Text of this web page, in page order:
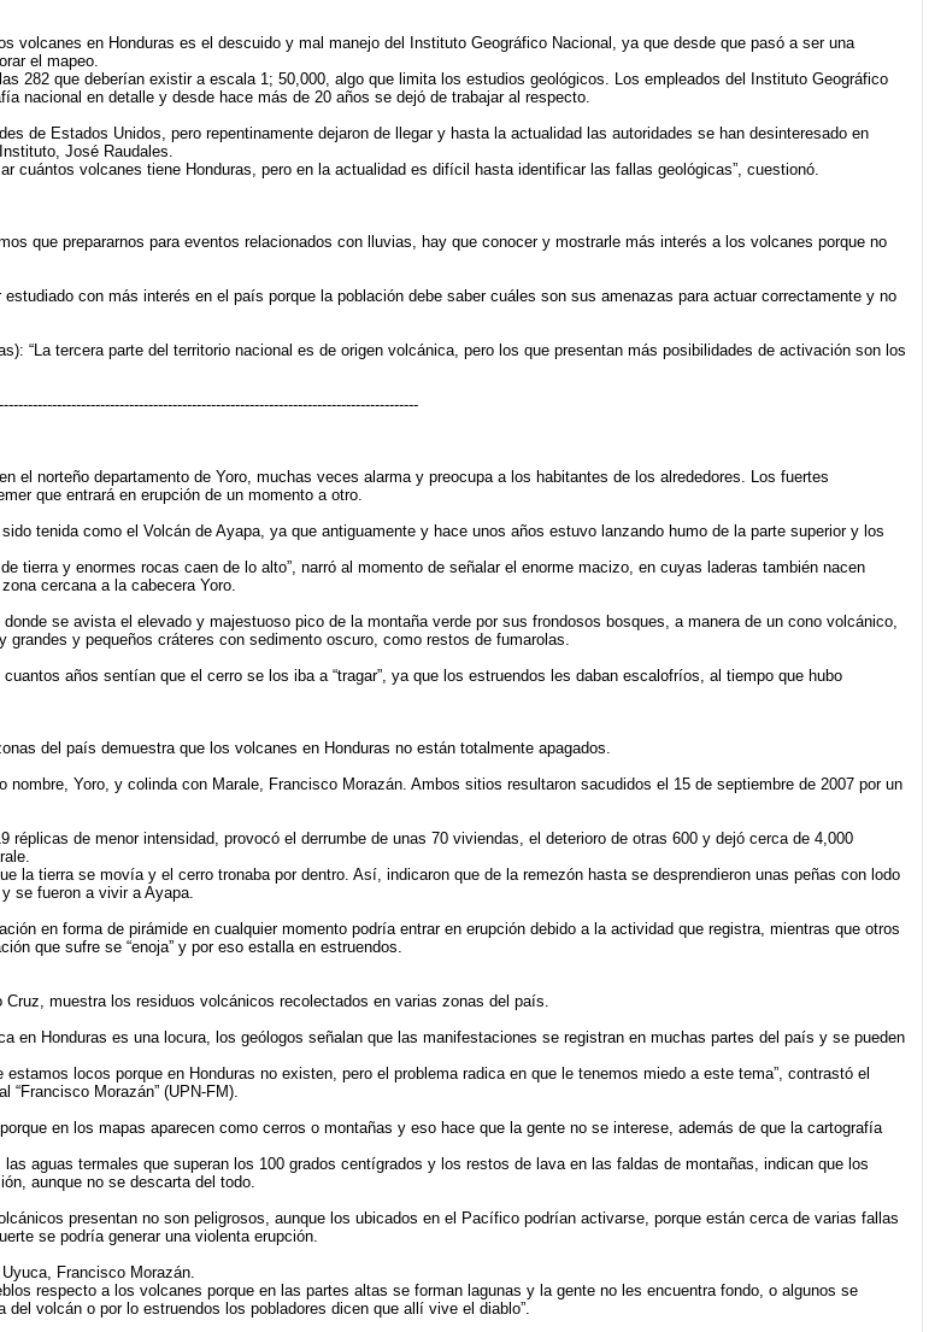
volcanes en Honduras es el descuido y mal manejo del Instituto Geográfico Nacional, ya que desde que pasó a ser una
el mapeo.
282 que deberían existir a escala 1; 50,000, algo que limita los estudios geológicos. Los empleados del Instituto Geográfico
nacional en detalle y desde hace más de 20 años se dejó de trabajar al respecto.
de Estados Unidos, pero repentinamente dejaron de llegar y hasta la actualidad las autoridades se han desinteresado en
José Raudales.
cuántos volcanes tiene Honduras, pero en la actualidad es difícil hasta identificar las fallas geológicas”, cuestionó.
que prepararnos para eventos relacionados con lluvias, hay que conocer y mostrarle más interés a los volcanes porque no
con más interés en el país porque la población debe saber cuáles son sus amenazas para actuar correctamente y no
“La tercera parte del territorio nacional es de origen volcánica, pero los que presentan más posibilidades de activación son los
el norteño departamento de Yoro, muchas veces alarma y preocupa a los habitantes de los alrededores. Los fuertes
que entrará en erupción de un momento a otro.
tenida como el Volcán de Ayapa, ya que antiguamente y hace unos años estuvo lanzando humo de la parte superior y los
tierra y enormes rocas caen de lo alto”, narró al momento de señalar el enorme macizo, en cuyas laderas también nacen
cercana a la cabecera Yoro.
se avista el elevado y majestuoso pico de la montaña verde por sus frondosos bosques, a manera de un cono volcánico,
y pequeños cráteres con sedimento oscuro, como restos de fumarolas.
años sentían que el cerro se los iba a “tragar”, ya que los estruendos les daban escalofríos, al tiempo que hubo
del país demuestra que los volcanes en Honduras no están totalmente apagados.
Yoro, y colinda con Marale, Francisco Morazán. Ambos sitios resultaron sacudidos el 15 de septiembre de 2007 por un
de menor intensidad, provocó el derrumbe de unas 70 viviendas, el deterioro de otras 600 y dejó cerca de 4,000
la tierra se movía y el cerro tronaba por dentro. Así, indicaron que de la remezón hasta se desprendieron unas peñas con lodo
se fueron a vivir a Ayapa.
en forma de pirámide en cualquier momento podría entrar en erupción debido a la actividad que registra, mientras que otros
que sufre se “enoja” y por eso estalla en estruendos.
muestra los residuos volcánicos recolectados en varias zonas del país.
en Honduras es una locura, los geólogos señalan que las manifestaciones se registran en muchas partes del país y se pueden
locos porque en Honduras no existen, pero el problema radica en que le tenemos miedo a este tema”, contrastó el
Morazán” (UPN-FM).
en los mapas aparecen como cerros o montañas y eso hace que la gente no se interese, además de que la cartografía
aguas termales que superan los 100 grados centígrados y los restos de lava en las faldas de montañas, indican que los
aunque no se descarta del todo.
presentan no son peligrosos, aunque los ubicados en el Pacífico podrían activarse, porque están cerca de varias fallas
se podría generar una violenta erupción.
Francisco Morazán.
respecto a los volcanes porque en las partes altas se forman lagunas y la gente no les encuentra fondo, o algunos se
volcán o por lo estruendos los pobladores dicen que allí vive el diablo”.